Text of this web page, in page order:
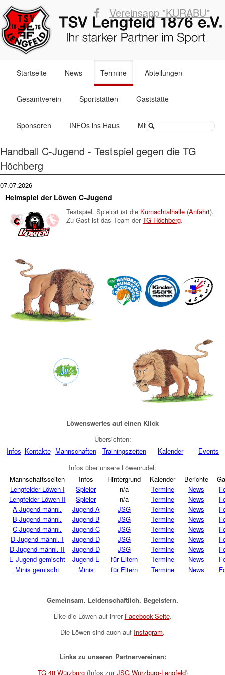
Vereinsapp "KURABU"
überspringen
Startseite News Termine Abteilungen
Gesamtverein Sportstätten Gaststätte
Sponsoren INFOs ins Haus Mitglied werden
Suchbegriffe
Handball C-Jugend - Testspiel gegen die TG
Höchberg
07.07.2026
Heimspiel der Löwen C-Jugend
Testspiel. Spielort ist die Kürnachtalhalle (Anfahrt).
Zu Gast ist das Team derTG Höchberg.
Löwenswertes auf einen Klick
Übersichten:
Infos Kontakte Mannschaften Trainingszeiten Kalender
Events
Infos über unsere Löwenrudel:
Mannschaftsseiten
Infos Hintergrund Kalender Berichte
Lengfelder Löwen I
Spieler n/a Termine News
Lengfelder Löwen II
Spieler n/a Termine News
A-Jugend männl.
Jugend A JSG Termine News
B-Jugend männl.
Jugend B JSG Termine News
C-Jugend männl.
Jugend C JSG Termine News
D-Jugend männl. I
Jugend D JSG Termine News
D-Jugend männl. II
Jugend D JSG Termine News
E-Jugend gemischt
Jugend E für Eltern Termine News
Minis gemischt
Minis für Eltern Termine News
Gemeinsam. Leidenschaftlich. Begeistern.
Like die Löwen auf ihrer Facebook-Seite.
Die Löwen sind auch auf Instagram.
Links zu unseren Partnervereinen:
TG 48 Würzburg(Infos zurJSG Würzburg-Lengfeld)